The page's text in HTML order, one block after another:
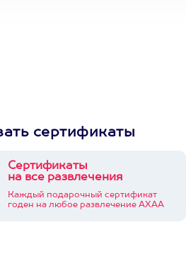
сертификаты
Сертификаты
на все развлечения
Каждый подарочный сертификат
годен на любое развлечение АХАА